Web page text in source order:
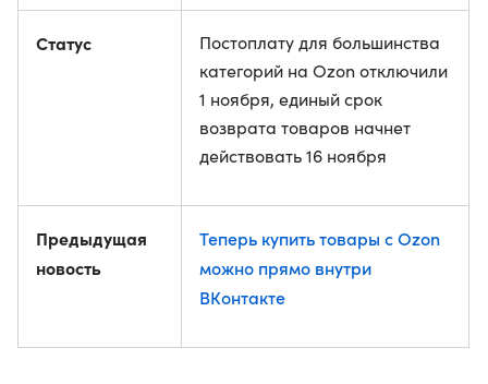
Статус
Постоплату для большинства
категорий на Ozon отключили
1 ноября, единый срок
возврата товаров начнет
действовать 16 ноября
Предыдущая
новость
Теперь купить товары с Ozon
можно прямо внутри
ВКонтакте